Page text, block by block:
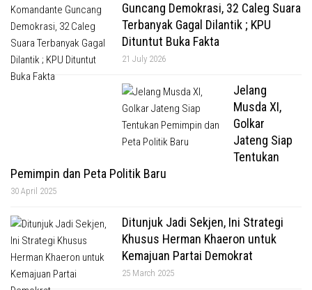
Guncang Demokrasi, 32 Caleg Suara
Terbanyak Gagal Dilantik ; KPU
Dituntut Buka Fakta
21 July 2026
Jelang
Musda XI,
Golkar
Jateng Siap
Tentukan
Pemimpin dan Peta Politik Baru
30 April 2025
Ditunjuk Jadi Sekjen, Ini Strategi
Khusus Herman Khaeron untuk
Kemajuan Partai Demokrat
25 March 2025